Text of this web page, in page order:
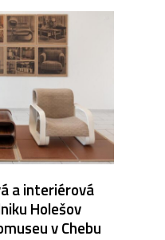
a interiérová
Holešov
v Chebu